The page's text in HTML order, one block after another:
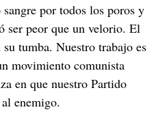
por todos los poros y
ser peor que un velorio. El
tumba. Nuestro trabajo es
movimiento comunista
en que nuestro Partido
enemigo.